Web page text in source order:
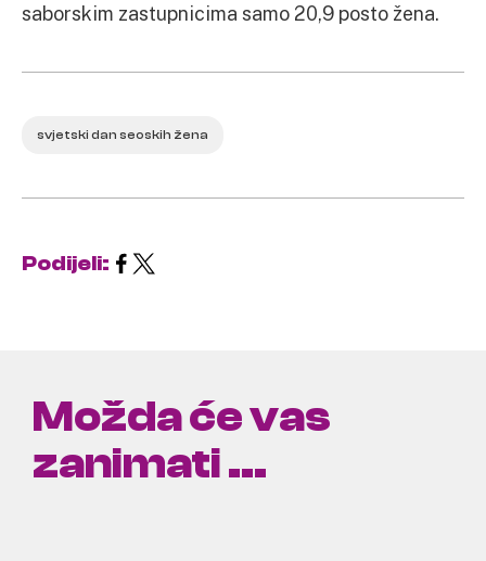
saborskim zastupnicima samo 20,9 posto žena.
svjetski dan seoskih žena
Podijeli:
Možda će vas
zanimati ...